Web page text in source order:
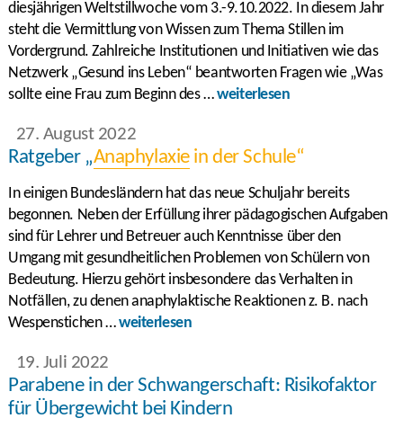
diesjährigen Weltstillwoche vom 3.-9.10.2022. In diesem Jahr
steht die Vermittlung von Wissen zum Thema Stillen im
Vordergrund. Zahlreiche Institutionen und Initiativen wie das
Netzwerk „Gesund ins Leben“ beantworten Fragen wie „Was
sollte eine Frau zum Beginn des …weiterlesen
27. August 2022
Ratgeber „Anaphylaxiein der Schule“
In einigen Bundesländern hat das neue Schuljahr bereits
begonnen. Neben der Erfüllung ihrer pädagogischen Aufgaben
sind für Lehrer und Betreuer auch Kenntnisse über den
Umgang mit gesundheitlichen Problemen von Schülern von
Bedeutung. Hierzu gehört insbesondere das Verhalten in
Notfällen, zu denen anaphylaktische Reaktionen z. B. nach
Wespenstichen …weiterlesen
19. Juli 2022
Parabene in der Schwangerschaft: Risikofaktor
für Übergewicht bei Kindern